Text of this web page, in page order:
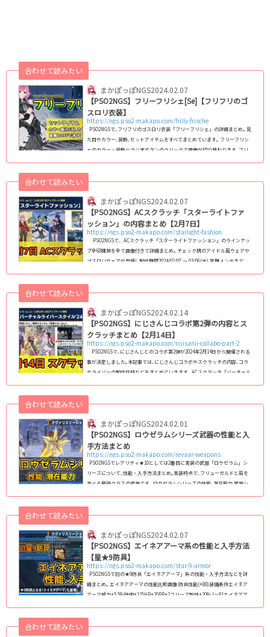
まかぽっぽNGS
合わせて読みたい
2024.02.07
【PSO2NGS】フリーフリシェ[Se]【フリフリのゴ
スロリ衣装】
https://ngs.pso2-makapo.com/frilly-frische
PSO2NGSで､フリフリのゴスロリ衣装「フリーフリシェ」の詳細まとめ｡ 見
た目やカラー､装飾､セットアイテムをすべてまとめています｡ フリーフリシ
ェのカラー・装飾※ラジオボタンのクリックで画像が切り替わります｡フリ
F：襟と布の一部分が消える｡ 装飾2のOFF：グローブ部分が消える｡ ...
まかぽっぽNGS
合わせて読みたい
2024.02.07
【PSO2NGS】ACスクラッチ「スターライトファ
ッション」の内容まとめ【2月7日】
https://ngs.pso2-makapo.com/starlight-fashion
PSO2NGSで、ACスクラッチ「スターライトファッション」のラインナッ
プ全68種類を全て画像付きで詳細まとめ｡ チェック柄のアイドル風ウェアや
ゴスロリウェアが登場! 配信期間2024/02/07 ～ 03/06(水) 定期メンテまで
ーナス1周目必要回数アイテム名称配付個数3アームズ...
まかぽっぽNGS
合わせて読みたい
2024.02.14
【PSO2NGS】にじさんじコラボ第2弾の内容とス
クラッチまとめ【2月14日】
https://ngs.pso2-makapo.com/nijisanji-collabo-part-2
PSO2NGSで､にじさんじとのコラボ第2弾が2024年2月14日から開催される
事が決定しました｡本記事では､にじさんじコラボやスクラッチの内容､コラ
ボライバーの配信日時などをまとめていきます｡ ACスクラッチ「バーチャル
規アイテムとなっています｡ 配信期間2024/02/14 ～ 03/13(水) 定期メンテ
まで ...
まかぽっぽNGS
合わせて読みたい
2024.02.01
【PSO2NGS】ロウゼラムシリーズ武器の性能と入
手方法まとめ
https://ngs.pso2-makapo.com/reyaar-weapons
PSO2NGSでレアリティ★10としては2番目に実装の武器「ロウゼラム」シ
リーズについて､性能・入手方法まとめ｡実装時点で､フリューガルドと肩を
並べる最強クラスの武器です｡ ロウゼラムシリーズの性能､潜在能力 武器シ
力+5%PP消費量増加+10%威力下限50%装備条件Lv.75 副効果は､PAやテク
ニックには乗るが攻撃系スキルには乗らないため､カウンターの...
まかぽっぽNGS
合わせて読みたい
2024.02.07
【PSO2NGS】エイネアアーマ系の性能と入手方法
【星★9防具】
https://ngs.pso2-makapo.com/star-9-armor
PSO2NGSで初の★9防具「エイネアアーマ」系の性能・入手方法などを詳
細まとめ｡ エイネアアーマの性能比較画像 防具性能(+80)装備条件エイネア
アーマ威力+5.5%防御+125HP+20PP+2フリーズ耐性+20% Lv.81エイネアア
ーマ・アルガ打撃・射撃威力+5.5%防御+126HP+35PP+7ダメージ耐性+1%
フリーズ耐性+20%Lv.81エイネアアーマ・ベルタ射撃・法撃威力+5.5%防御
合わせて読みたい